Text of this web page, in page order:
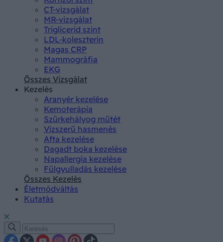
CT-vizsgálat
MR-vizsgálat
Triglicerid szint
LDL-koleszterin
Magas CRP
Mammográfia
EKG
Összes Vizsgálat
Kezelés
Aranyér kezelése
Kemoterápia
Szürkehályog műtét
Vízszerű hasmenés
Afta kezelése
Dagadt boka kezelése
Napallergia kezelése
Fülgyulladás kezelése
Összes Kezelés
Életmódváltás
Kutatás